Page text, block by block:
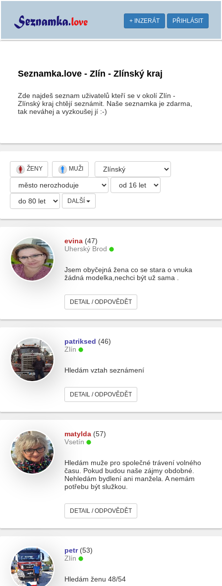
+ INZERÁT PŘIHLÁSIT
Seznamka.love - Zlín - Zlínský kraj
Zde najdeš seznam uživatelů kteří se v okolí Zlín -
Zlínský kraj chtějí seznámit. Naše seznamka je zdarma,
tak neváhej a vyzkoušej jí :-)
ŽENY MUŽI
DALŠÍ
evina (47)
Uherský Brod
Jsem obyčejná žena co se stara o vnuka
žádná modelka,nechci být už sama .
DETAIL / ODPOVĚDĚT
patriksed (46)
Zlín
Hledám vztah seznámení
DETAIL / ODPOVĚDĚT
matylda (57)
Vsetín
Hledám muže pro společné trávení volného
času. Pokud budou naše zájmy obdobné.
Nehledám bydlení ani manžela. A nemám
potřebu být služkou.
DETAIL / ODPOVĚDĚT
petr(53)
Zlín
Hledám ženu 48/54